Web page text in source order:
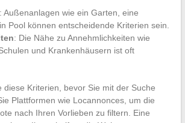
: Außenanlagen wie ein Garten, eine
Pool können entscheidende Kriterien sein.
: Die Nähe zu Annehmlichkeiten wie
und Krankenhäusern ist oft
diese Kriterien, bevor Sie mit der Suche
Plattformen wie Locannonces, um die
nach Ihren Vorlieben zu filtern. Eine